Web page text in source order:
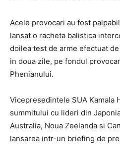
Acele provocari au fost
lansat o racheta balistica
doilea test de arme efectuat
in doua zile, pe fondul
Phenianului.
Vicepresedintele SUA Kamala
summitului cu lideri din
Australia, Noua Zeelanda si
lansarea intr-un briefing de